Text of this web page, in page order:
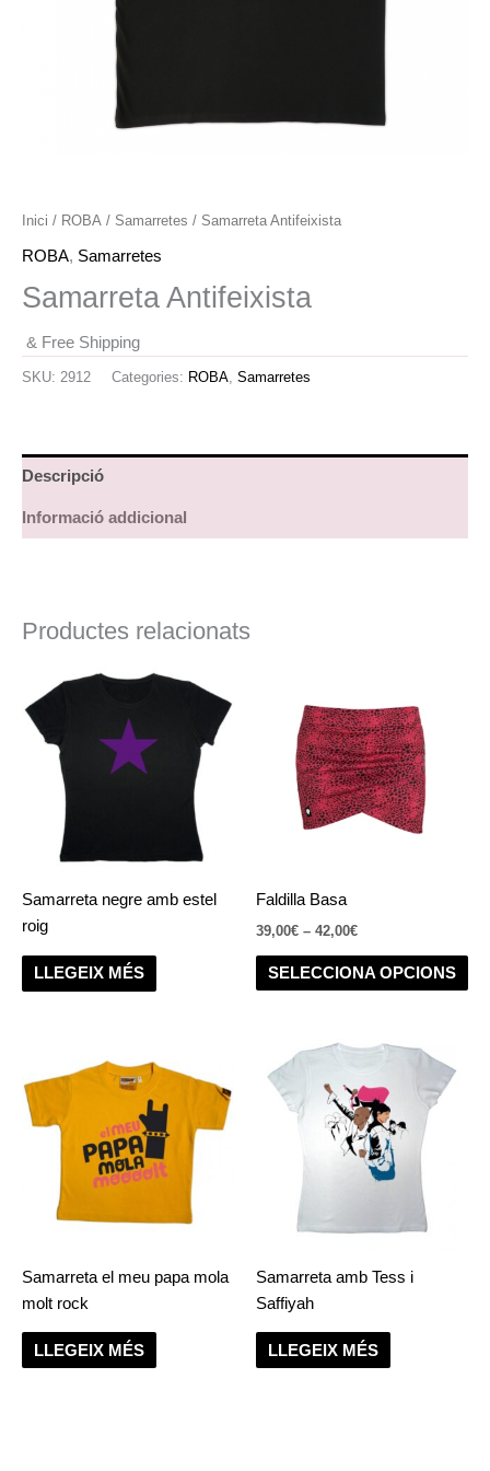
Inici / ROBA / Samarretes / Samarreta Antifeixista
ROBA, Samarretes
Samarreta Antifeixista
& Free Shipping
SKU: 2912 Categories: ROBA Samarretes
Descripció
Informació addicional
Productes relacionats
Samarreta negre amb estel
roig
LLEGEIX MÉS
Faldilla Basa
39,00€ – 42,00€
preus:
39,00€
a
42,00€
SELECCIONA OPCIONS
la
Samarreta el meu papa mola
molt rock
LLEGEIX MÉS
Samarreta amb Tess i
Saffiyah
LLEGEIX MÉS